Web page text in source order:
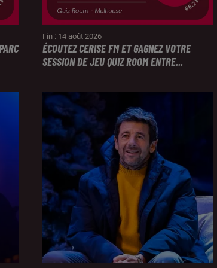
Fin : 14 août 2026
ÉCOUTEZ CERISE FM ET GAGNEZ VOTRE
SESSION DE JEU QUIZ ROOM ENTRE...